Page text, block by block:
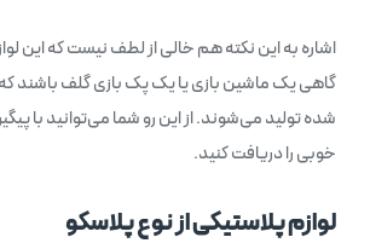
اشاره به این نکته هم خالی از لطف نیست که این
گاهی یک ماشین بازی یا یک پک بازی گلف
شده تولید می‌شوند. از این رو شما می‌توانید با
خوبی را دریافت کنید.
لوازم پلاستیکی از نوع پلاسکو